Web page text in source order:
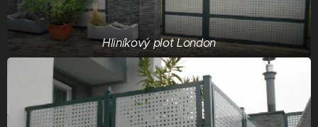
Hliníkový plot London